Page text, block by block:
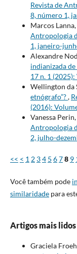
Revista de
8, número 1,
Marcos Lanna,
Antropologia
1, janeiro-
Alexandre
indianizada de
17 n. 1
Wellington da
etnógrafo”?,
(2016):
Vanessa Perin,
Antropologia
2, julho-
<< < 1 2 34 5 678 9
Você também pode
similaridadepara
Artigos mais
Graciela